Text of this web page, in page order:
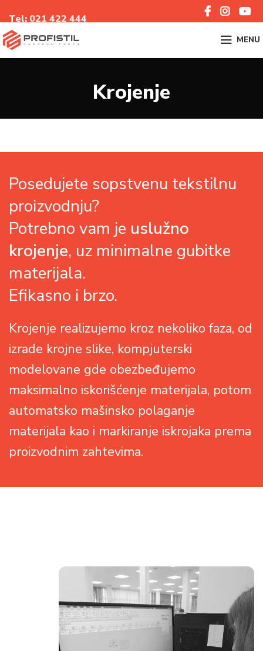
Tel: 021 422 444
MENU
Krojenje
Posedujete sopstvenu tekstilnu
proizvodnju?
Potrebno vam je uslužno
krojenje, uz minimalne gubitke
materijala.
Efikasno i brzo.
Krojenje realizujemo kroz nekoliko faza, od
izrade krojne slike, kompjuterski
modelovane gde obezbeđujemo
maksimalno iskorišćenje materijala, potom
automatsko mašinsko polaganje
materijala kao i markiranje iskrojaka prema
proizvodnim zahtevima.